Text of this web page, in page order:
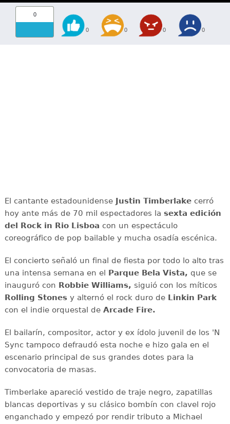
0
0 0 0 0
El cantante estadounidense Justin Timberlakecerró
hoy ante más de 70 mil espectadores la sexta edición
del Rock in Rio Lisboa con un espectáculo
coreográfico de pop bailable y mucha osadía escénica.
El concierto señaló un final de fiesta por todo lo alto tras
una intensa semana en el Parque Bela Vista, que se
inauguró con Robbie Williams, siguió con los míticos
Rolling Stonesy alternó el rock duro de Linkin Park
con el indie orquestal de Arcade Fire.
El bailarín, compositor, actor y ex ídolo juvenil de los 'N
Sync tampoco defraudó esta noche e hizo gala en el
escenario principal de sus grandes dotes para la
convocatoria de masas.
Timberlake apareció vestido de traje negro, zapatillas
blancas deportivas y su clásico bombín con clavel rojo
enganchado y empezó por rendir tributo a Michael